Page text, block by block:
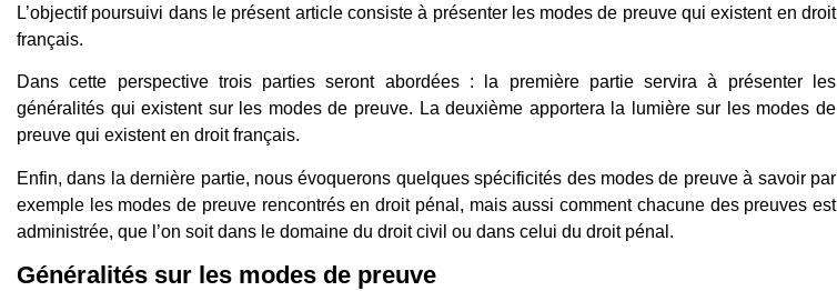
L’objectif poursuivi dans le présent article consiste à présenter les modes de preuve qui existent en droit
français.
Dans cette perspective trois parties seront abordées : la première partie servira à présenter les
généralités qui existent sur les modes de preuve. La deuxième apportera la lumière sur les modes de
preuve qui existent en droit français.
Enfin, dans la dernière partie, nous évoquerons quelques spécificités des modes de preuve à savoir par
exemple les modes de preuve rencontrés en droit pénal, mais aussi comment chacune des preuves est
administrée, que l’on soit dans le domaine du droit civil ou dans celui du droit pénal.
Généralités sur les modes de preuve